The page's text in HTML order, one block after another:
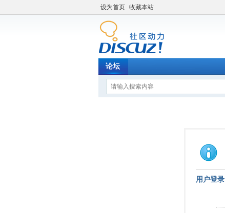
设为首页 收藏本站
论坛
用户登录